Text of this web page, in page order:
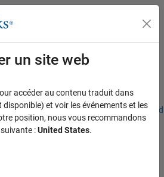
Adresses de nos bureaux
l'affichage du menu
un site web
accéder au contenu traduit dans
et voir les événements et les
position, nous vous recommandons
:United States.